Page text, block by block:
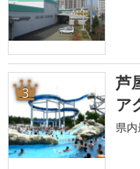
3
芦
ア
県